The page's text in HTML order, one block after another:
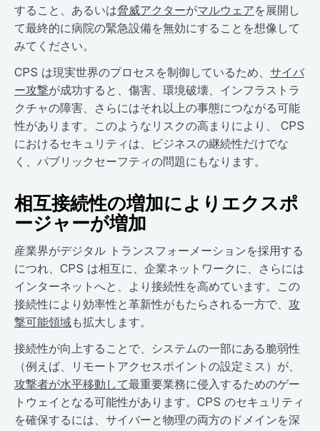
すること、あるいは脅威アクターがマルウェアを展開し
て最終的に病院の緊急設備を無効にすることを想像して
みてください。
CPS は現実世界のプロセスを制御しているため、 サイバ
ー攻撃が成功すると、傷害、環境破壊、インフラストラ
クチャの障害、さらにはそれ以上の事態につながる可能
性があります。このようなリスクの高まりにより、 CPS
におけるセキュリティは、ビジネスの継続性だけでな
く、パブリックセーフティの問題にもなります。
相互接続性の増加によりエクスポ
ージャーが増加
産業界がデジタル トランスフォーメーションを採用する
につれ、CPS は相互に、企業ネットワークに、さらには
インターネットへと、より接続性を高めています。この
接続性により効率性と革新性がもたらされる一方で、 攻
撃可能領域も拡大します。
接続性が向上することで、システムの一部にある脆弱性
（例えば、リモートアクセスポイントの設定ミス）が、
攻撃者が水平移動して最重要業務に侵入するためのゲー
トウェイとなる可能性があります。CPS のセキュリティ
を確保するには、サイバーと物理の両方のドメインを深